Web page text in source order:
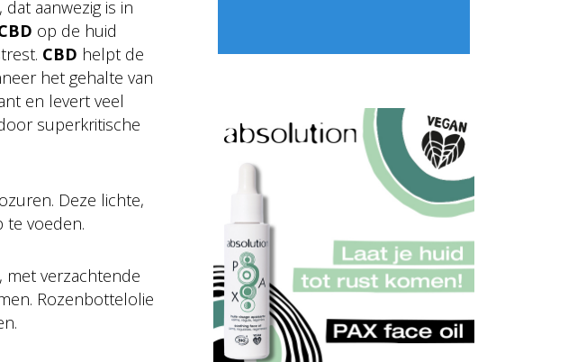
aanwezig is in
op de huid
CBD helpt de
het gehalte van
en levert veel
superkritische
Deze lichte,
te voeden.
verzachtende
Rozenbottelolie